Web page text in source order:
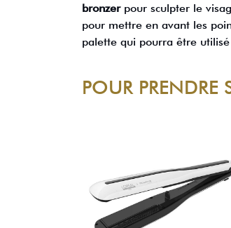
bronzerpour sculpter le
pour mettre en avant les
palette qui pourra être
POUR PRENDRE